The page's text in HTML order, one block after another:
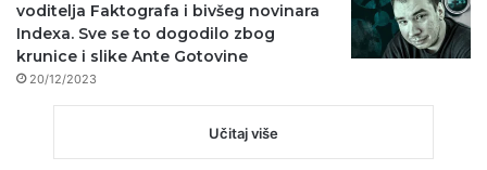
voditelja Faktografa i bivšeg novinara
Indexa. Sve se to dogodilo zbog
krunice i slike Ante Gotovine
20/12/2023
Učitaj više